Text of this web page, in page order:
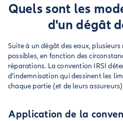
Quels sont les
d'un dégât
Suite à un dégât des eaux,
possibles, en fonction des
réparations. La convention IRSI
d’indemnisation qui dessinent les
chaque partie (et de leurs
Application de la